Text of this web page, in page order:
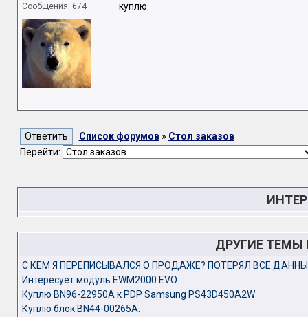
Сообщения: 674
куплю.
Список форумов» Стол заказов
Перейти:
ДРУГИЕ ТЕМЫ
C КЕМ Я ПЕРЕПИСЫВАЛСЯ О ПРОДАЖЕ? ПОТЕРЯЛ ВСЕ
Интересует модуль EWM2000 EVO
Куплю BN96-22950A к PDP Samsung PS43D450A2W
Куплю блок BN44-00265A.